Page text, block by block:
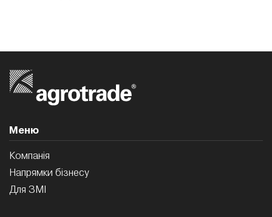
Меню
Компанія
Напрямки бізнесу
Для ЗМI